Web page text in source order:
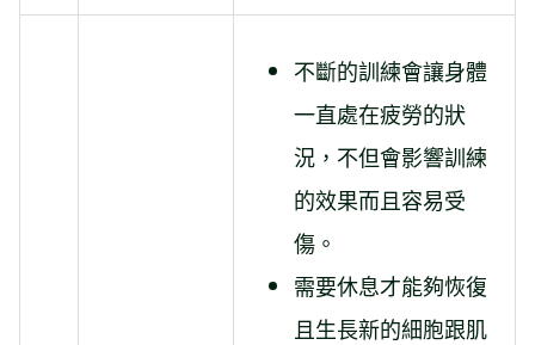
不斷的訓練會讓身體
一直處在疲勞的狀
況，不但會影響訓練
的效果而且容易受
傷。
需要休息才能夠恢復
且生長新的細胞跟肌